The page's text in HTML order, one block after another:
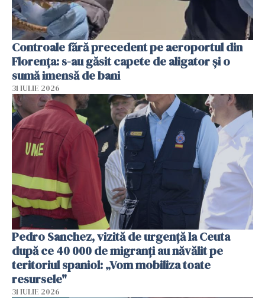
Controale fără precedent pe aeroportul din
Florența: s-au găsit capete de aligator și o
sumă imensă de bani
31 IULIE 2026
Pedro Sanchez, vizită de urgență la Ceuta
după ce 40 000 de migranți au năvălit pe
teritoriul spaniol: „Vom mobiliza toate
resursele"
31 IULIE 2026